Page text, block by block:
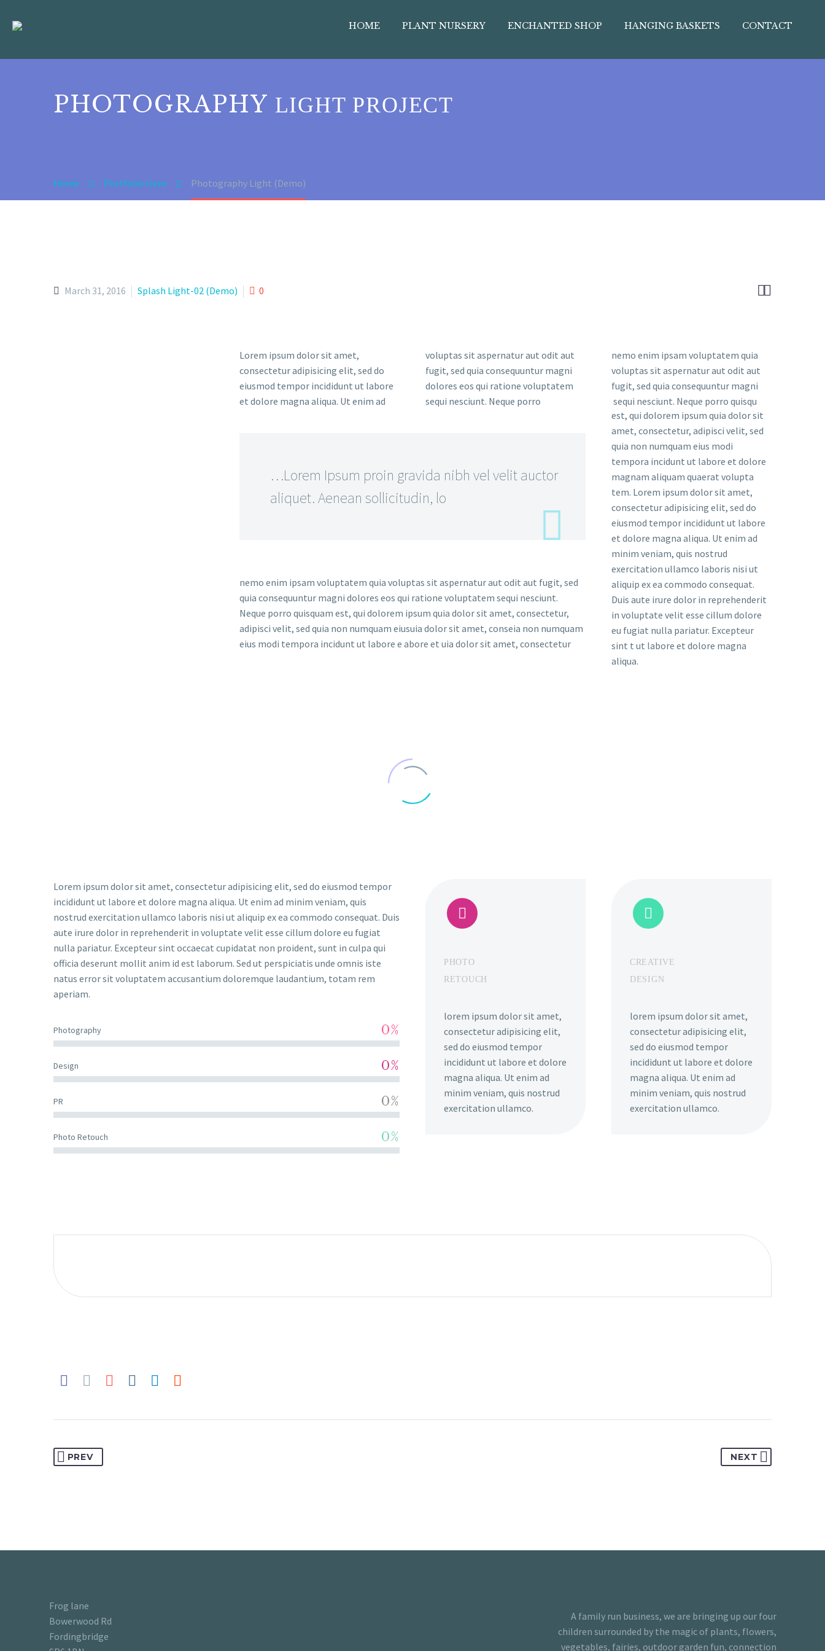
HOME PLANT NURSERY ENCHANTED SHOP HANGING BASKETS CONTACT
PHOTOGRAPHY LIGHT PROJECT
Home Portfolio Item Photography Light (Demo)

March 31, 2016 Splash Light-02 (Demo) 0
Lorem ipsum dolor sit amet,
consectetur adipisicing elit, sed do
eiusmod tempor incididunt ut labore
et dolore magna aliqua. Ut enim ad
voluptas sit aspernatur aut odit aut
fugit, sed quia consequuntur magni
dolores eos qui ratione voluptatem
sequi nesciunt. Neque porro
nemo enim ipsam voluptatem quia
voluptas sit aspernatur aut odit aut
fugit, sed quia consequuntur magni
sequi nesciunt. Neque porro quisqu
…Lorem Ipsum proin gravida nibh vel velit auctor
aliquet. Aenean sollicitudin, lo
nemo enim ipsam voluptatem quia voluptas sit aspernatur aut odit aut fugit, sed
quia consequuntur magni dolores eos qui ratione voluptatem sequi nesciunt.
Neque porro quisquam est, qui dolorem ipsum quia dolor sit amet, consectetur,
adipisci velit, sed quia non numquam eiusuia dolor sit amet, conseia non numquam
eius modi tempora incidunt ut labore e abore et uia dolor sit amet, consectetur
est, qui dolorem ipsum quia dolor sit
amet, consectetur, adipisci velit, sed
quia non numquam eius modi
tempora incidunt ut labore et dolore
magnam aliquam quaerat volupta
tem. Lorem ipsum dolor sit amet,
consectetur adipisicing elit, sed do
eiusmod tempor incididunt ut labore
et dolore magna aliqua. Ut enim ad
minim veniam, quis nostrud
exercitation ullamco laboris nisi ut
aliquip ex ea commodo consequat.
Duis aute irure dolor in reprehenderit
in voluptate velit esse cillum dolore
eu fugiat nulla pariatur. Excepteur
sint t ut labore et dolore magna
aliqua.
Lorem ipsum dolor sit amet, consectetur adipisicing elit, sed do eiusmod tempor
incididunt ut labore et dolore magna aliqua. Ut enim ad minim veniam, quis
nostrud exercitation ullamco laboris nisi ut aliquip ex ea commodo consequat. Duis
aute irure dolor in reprehenderit in voluptate velit esse cillum dolore eu fugiat
nulla pariatur. Excepteur sint occaecat cupidatat non proident, sunt in culpa qui
officia deserunt mollit anim id est laborum. Sed ut perspiciatis unde omnis iste
natus error sit voluptatem accusantium doloremque laudantium, totam rem
aperiam.
Photography 0%
Design 0%
PR 0%
Photo Retouch 0%


PHOTO
RETOUCH
lorem ipsum dolor sit amet,
consectetur adipisicing elit,
sed do eiusmod tempor
incididunt ut labore et dolore
magna aliqua. Ut enim ad
minim veniam, quis nostrud
exercitation ullamco.


CREATIVE
DESIGN
lorem ipsum dolor sit amet,
consectetur adipisicing elit,
sed do eiusmod tempor
incididunt ut labore et dolore
magna aliqua. Ut enim ad
minim veniam, quis nostrud
exercitation ullamco.
PREV NEXT
Frog lane
Bowerwood Rd
Fordingbridge
A family run business, we are bringing up our four
children surrounded by the magic of plants, flowers,
vegetables, fairies, outdoor garden fun, connection